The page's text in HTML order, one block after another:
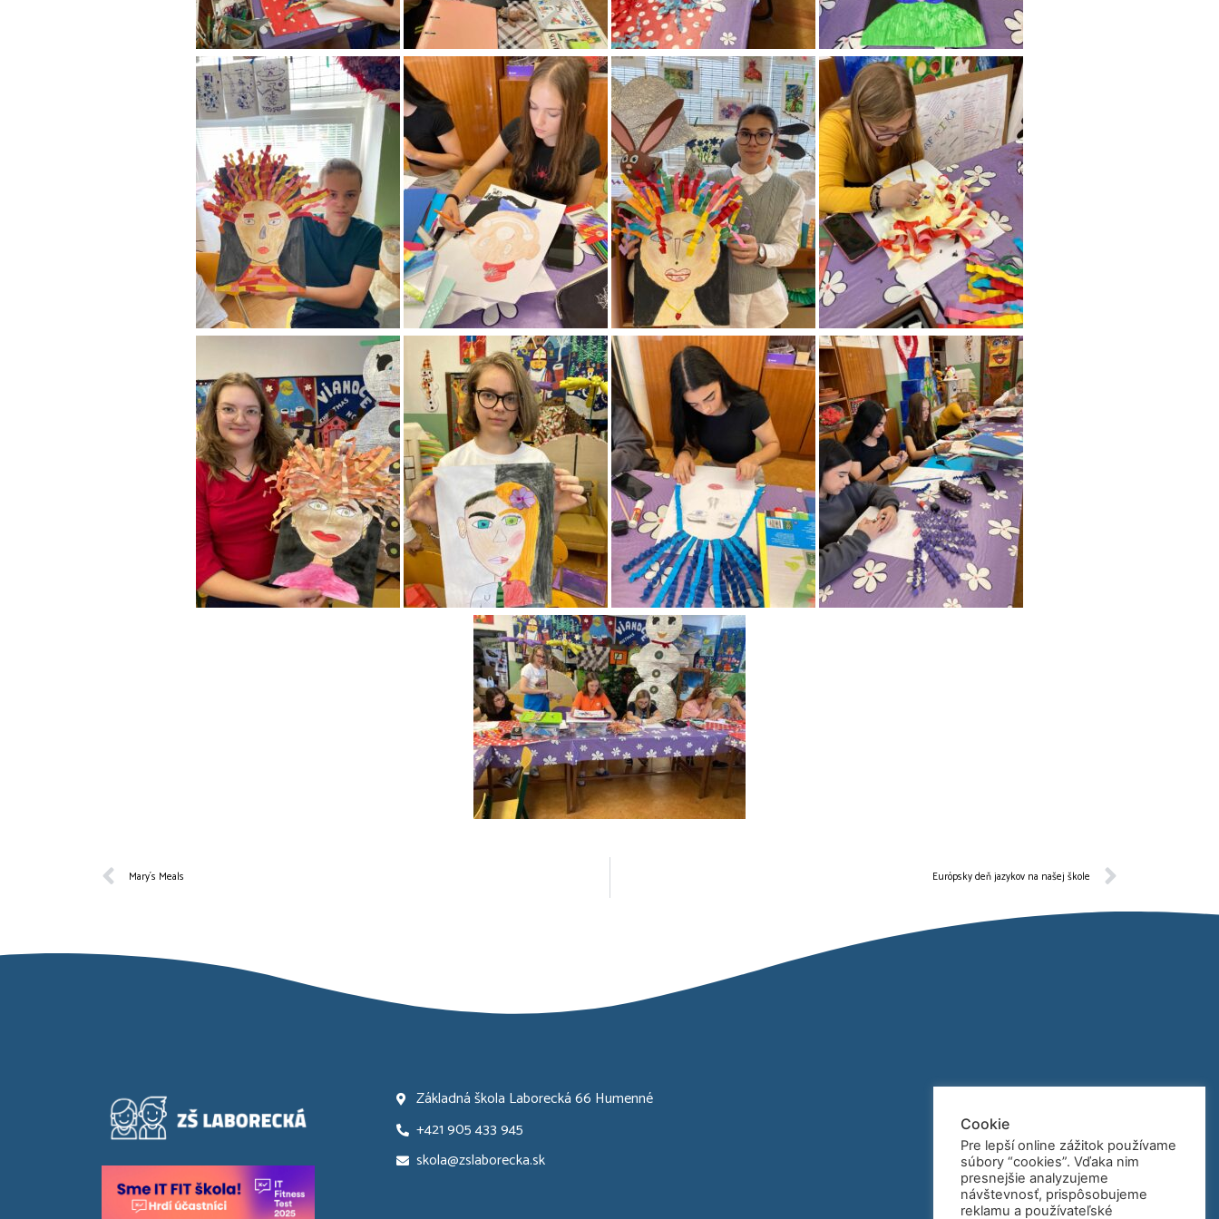
Mary´s Meals Európsky deň jazykov na našej škole
Základná škola Laborecká 66 Humenné
+421 905 433 945
skola@zslaborecka.sk
Cookie
Pre lepší online zážitok používame
súbory “cookies”. Vďaka nim
presnejšie analyzujeme
návštevnosť, prispôsobujeme
reklamu a používateľské